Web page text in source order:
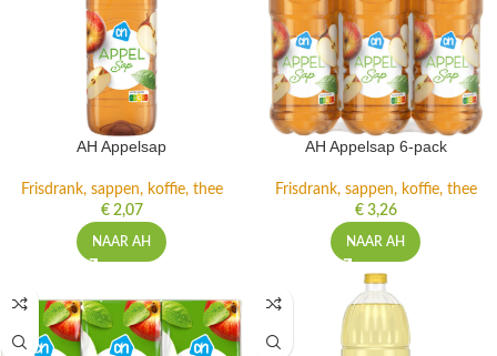
AH Appelsap
Frisdrank, sappen, koffie, thee
€2,07
NAAR AH
AH Appelsap 6-pack
Frisdrank, sappen, koffie, thee
€3,26
NAAR AH